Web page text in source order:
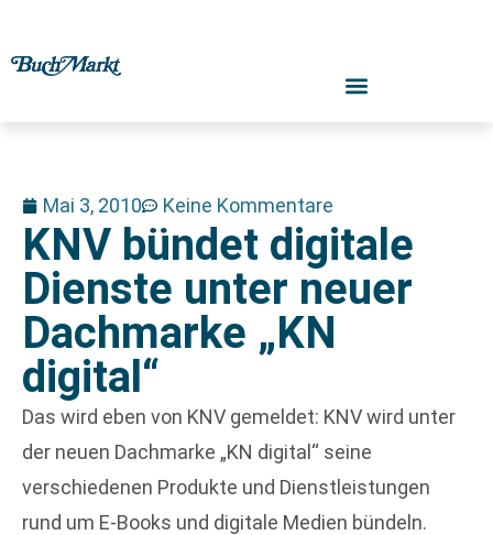
Mai 3, 2010 Keine Kommentare
KNV bündet digitale
Dienste unter neuer
Dachmarke „KN
digital“
Das wird eben von KNV gemeldet: KNV wird unter
der neuen Dachmarke „KN digital“ seine
verschiedenen Produkte und Dienstleistungen
rund um E-Books und digitale Medien bündeln.